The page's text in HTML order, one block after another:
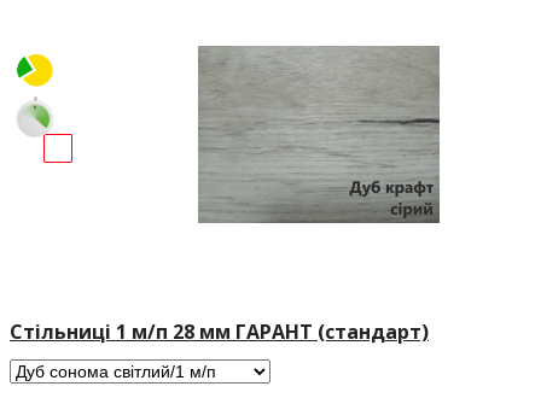
Стільниці 1 м/п 28 мм ГАРАНТ (стандарт)